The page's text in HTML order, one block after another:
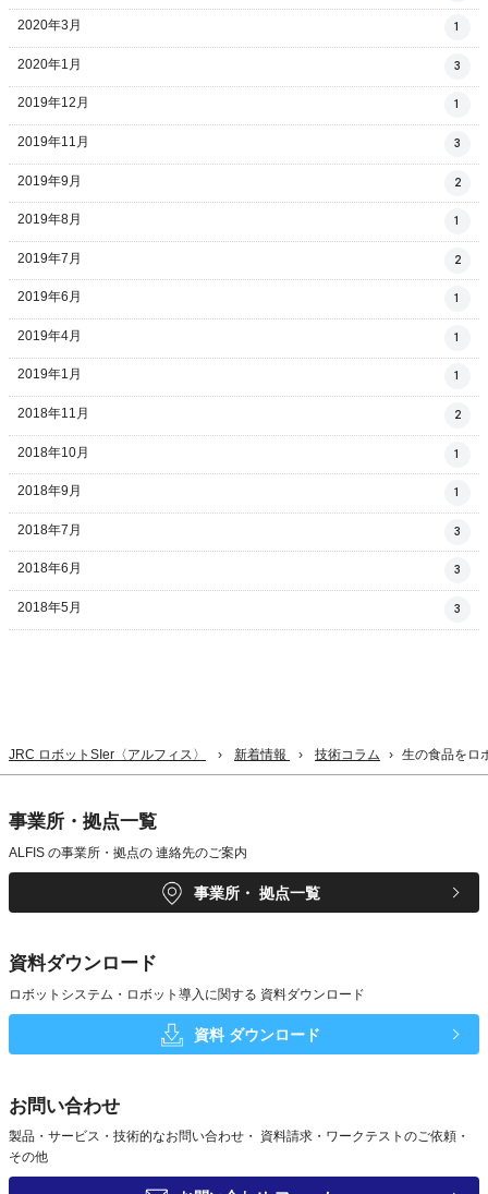
2020年3月 1
2020年1月 3
2019年12月 1
2019年11月 3
2019年9月 2
2019年8月 1
2019年7月 2
2019年6月 1
2019年4月 1
2019年1月 1
2018年11月 2
2018年10月 1
2018年9月 1
2018年7月 3
2018年6月 3
2018年5月 3
JRC ロボットSIer〈アルフィス〉 新着情報 技術コラム 生の食品をロ
事業所・拠点一覧
ALFIS の事業所・拠点の 連絡先のご案内
事業所・ 拠点一覧
資料ダウンロード
ロボットシステム・ロボット導入に関する 資料ダウンロード
資料 ダウンロード
お問い合わせ
製品・サービス・技術的なお問い合わせ・
資料請求・ワークテストのご依頼・
その他